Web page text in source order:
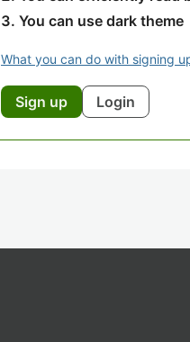
You can use dark theme
What you can do with signing
Sign up Login